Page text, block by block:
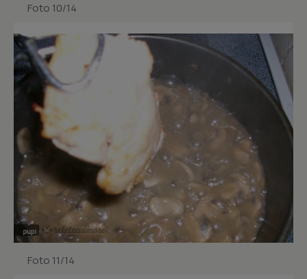
Foto 10/14
Foto 11/14